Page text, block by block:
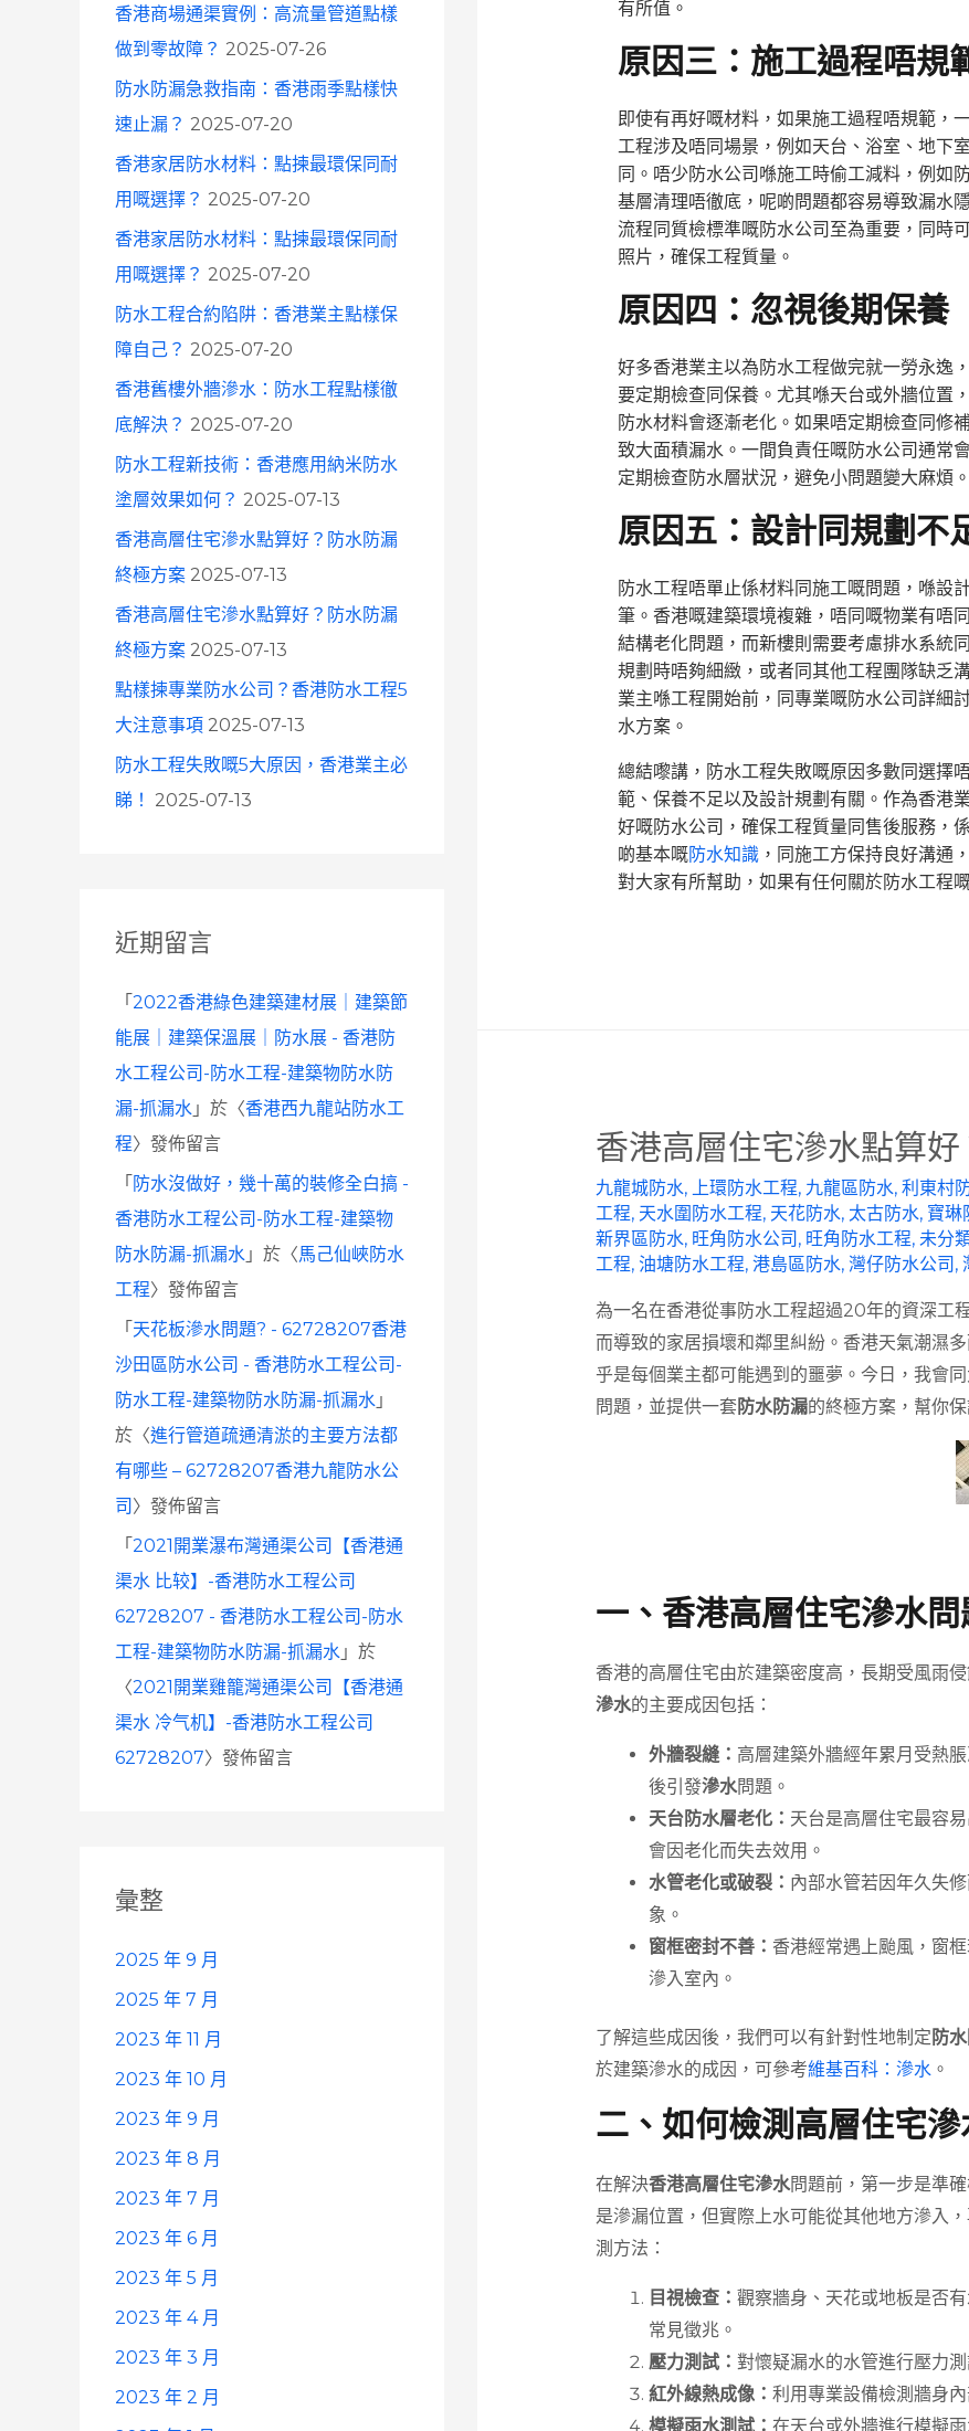
香港商場通渠實例：高流量管道點樣
做到零故障？ 2025-07-26
防水防漏急救指南：香港雨季點樣快
速止漏？ 2025-07-20
香港家居防水材料：點揀最環保同耐
用嘅選擇？ 2025-07-20
香港家居防水材料：點揀最環保同耐
用嘅選擇？ 2025-07-20
防水工程合約陷阱：香港業主點樣保
障自己？ 2025-07-20
香港舊樓外牆滲水：防水工程點樣徹
底解決？ 2025-07-20
防水工程新技術：香港應用納米防水
塗層效果如何？ 2025-07-13
香港高層住宅滲水點算好？防水防漏
終極方案 2025-07-13
香港高層住宅滲水點算好？防水防漏
終極方案 2025-07-13
點樣揀專業防水公司？香港防水工程5
大注意事項 2025-07-13
防水工程失敗嘅5大原因，香港業主必
睇！
2025-07-13
近期留言
「 2022香港綠色建築建材展｜建築節
能展｜建築保溫展｜防水展 - 香港防
水工程公司-防水工程-建築物防水防
漏-抓漏水 」於〈香港西九龍站防水工
程〉發佈留言
「 防水沒做好，幾十萬的裝修全白搞 -
香港防水工程公司-防水工程-建築物
防水防漏-抓漏水 」於〈馬己仙峽防水
工程〉發佈留言
「 天花板滲水問題? - 62728207香港
沙田區防水公司 - 香港防水工程公司-
防水工程-建築物防水防漏-抓漏水 」
於〈進行管道疏通清淤的主要方法都
有哪些 – 62728207香港九龍防水公
司 〉發佈留言
「 2021開業瀑布灣通渠公司【香港通
渠水 比较】-香港防水工程公司
62728207 - 香港防水工程公司-防水
工程-建築物防水防漏-抓漏水 」於
〈2021開業雞籠灣通渠公司【香港通
渠水 冷气机】-香港防水工程公司
62728207〉發佈留言
彙整
2025 年 9 月
2025 年 7 月
2023 年 11 月
2023 年 10 月
2023 年 9 月
2023 年 8 月
2023 年 7 月
2023 年 6 月
2023 年 5 月
2023 年 4 月
2023 年 3 月
2023 年 2 月
有所值。
原因三：施工過程唔規
即使有再好嘅材料，如果施工過程唔規範，
工程涉及唔同場景，例如天台、浴室、地下
同。唔少防水公司喺施工時偷工減料，例如
基層清理唔徹底，呢啲問題都容易導致漏水
流程同質檢標準嘅防水公司至為重要，同時
照片，確保工程質量。
原因四：忽視後期保養
好多香港業主以為防水工程做完就一勞永逸
要定期檢查同保養。尤其喺天台或外牆位置
防水材料會逐漸老化。如果唔定期檢查同修
致大面積漏水。一間負責任嘅防水公司通常
定期檢查防水層狀況，避免小問題變大麻煩。
原因五：設計同規劃不
防水工程唔單止係材料同施工嘅問題，喺設
筆。香港嘅建築環境複雜，唔同嘅物業有唔
結構老化問題，而新樓則需要考慮排水系統
規劃時唔夠細緻，或者同其他工程團隊缺乏
業主喺工程開始前，同專業嘅防水公司詳細
水方案。
總結嚟講，防水工程失敗嘅原因多數同選擇
範、保養不足以及設計規劃有關。作為香港
好嘅防水公司，確保工程質量同售後服務，
啲基本嘅防水知識，同施工方保持良好溝通
對大家有所幫助，如果有任何關於防水工程
香港高層住宅滲水點算
九龍城防水, 上環防水工程, 九龍區防水, 利東村
工程, 天水圍防水工程, 天花防水, 太古防水, 寶琳
新界區防水, 旺角防水公司 , 旺角防水工程, 未分
工程, 油塘防水工程, 港島區防水, 灣仔防水公司 ,
為一名在香港從事防水工程超過20年的資深工
而導致的家居損壞和鄰里糾紛。香港天氣潮濕
乎是每個業主都可能遇到的噩夢。今日，我會
問題，並提供一套防水防漏的終極方案，幫你
一、香港高層住宅滲水問
香港的高層住宅由於建築密度高，長期受風雨
滲水的主要成因包括：
外牆裂縫： 高層建築外牆經年累月受熱
後引發滲水問題。
天台防水層老化： 天台是高層住宅最容
會因老化而失去效用。
水管老化或破裂： 內部水管若因年久失
象。
窗框密封不善： 香港經常遇上颱風，窗
滲入室內。
了解這些成因後，我們可以有針對性地制定 防
於建築滲水的成因，可參考維基百科：滲水。
二、如何檢測高層住宅滲
在解決香港高層住宅滲水問題前，第一步是準
是滲漏位置，但實際上水可能從其他地方滲入
測方法：
目視檢查： 觀察牆身、天花或地板是否
常見徵兆。
壓力測試： 對懷疑漏水的水管進行壓力
紅外線熱成像： 利用專業設備檢測牆身
模擬雨水測試： 在天台或外牆進行模擬